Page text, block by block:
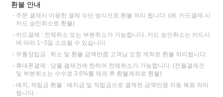
환불 안내
주문 결제시 이용한 결제 수단 방식으로 환불 처리 됩니다. (예: 카드결제 시
카드 승인취소로 환불)
카드결제 : 전체취소 또는 부분취소가 가능합니다. 카드 승인취소는 카드사
에 따라 1~3일 소요될 수 있습니다.
무통장입금 : 취소 및 환불 금액만큼 고객님 요청 계좌로 환불 처리됩니다.
휴대폰결제 : 당월 결제건에 한하여 전체취소가 가능합니다. (전월결제건
및 부분취소는 수수료 3.6%를 제외 후 환불계좌로 환불)
예치, 적립금 환불 : 예치금 및 적립금으로 결제한 금액만큼 자동 복원 처리
됩니다.